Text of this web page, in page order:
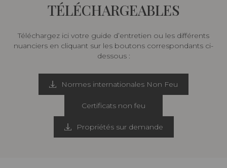
TÉLÉCHARGEABLES
Téléchargez ici votre guide d’entretien ou les différents
nuanciers en cliquant sur les boutons correspondants ci-
dessous :
Normes internationales Non Feu
Certificats non feu
Propriétés sur demande